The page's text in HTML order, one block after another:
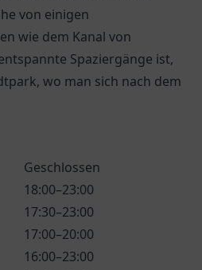
von einigen
wie dem Kanal von
Spaziergänge ist,
wo man sich nach dem
Geschlossen
18:00–23:00
17:30–23:00
17:00–20:00
16:00–23:00